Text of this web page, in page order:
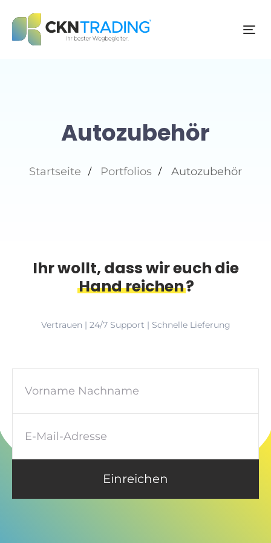
Autozubehör
Startseite Portfolios Autozubehör
Ihr wollt, dass wir euch die
Hand reichen?
Vertrauen | 24/7 Support | Schnelle Lieferung